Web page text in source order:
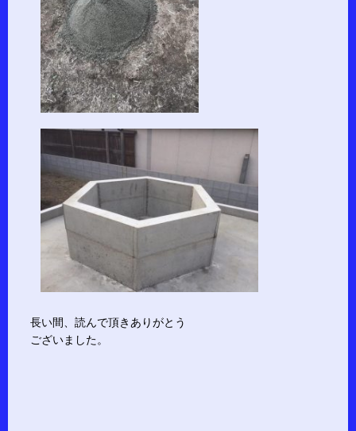
長い間、読んで頂きありがとう
ございました。